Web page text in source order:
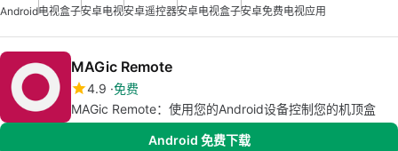
Android电视盒子安卓电视安卓遥控器安卓电视盒子安卓免费电视应用
MAGic Remote
4.9 免费
MAGic Remote：使用您的Android设备控制您的机顶盒
Android 免费下载